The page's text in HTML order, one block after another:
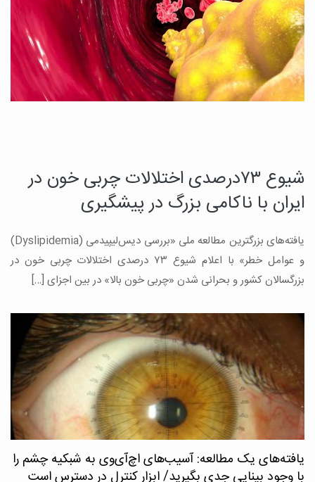
شیوع ۷۳درصدی اختلالات چربی خون در
ایران با ناکامی بزرگ در پیشگیری
یافته‌های بزرگترین مطالعه ملی «بررسی دیس‌لیپیدمی (Dyslipidemia)
و عوامل خطر» با اعلام شیوع ۷۳ درصدی اختلالات چربی خون در
بزرگسالان کشور و بحرانی شدن «چربی خون بالا» در بین اجزای […]
یافته‌های یک مطالعه: آسیب‌های اچ‌آی‌وی به شبکیه چشم را
با وجود بینایی جدی بگیرید/ ابزار کنترل در دسترس است